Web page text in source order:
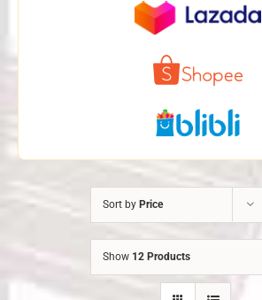
Sort by Price
Show 12 Products